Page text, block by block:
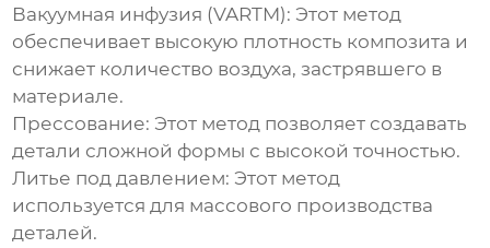
Вакуумная инфузия (VARTM): Этот метод
обеспечивает высокую плотность композита и
снижает количество воздуха, застрявшего в
материале.
Прессование: Этот метод позволяет создавать
детали сложной формы с высокой точностью.
Литье под давлением: Этот метод
используется для массового производства
деталей.